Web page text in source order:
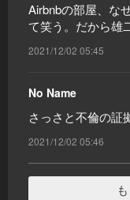
Airbnbの部屋、な
て笑う。だから雄
2021/12/02 05:45
No Name
さっさと不倫の証
2021/12/02 05:46